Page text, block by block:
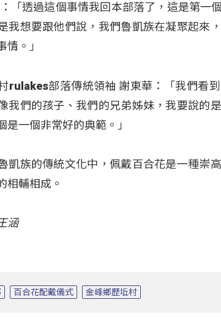
「透過這個事情我回本部落了，這是第一
我想要跟他們說，我們魯凱族在凝聚起來
情。」
rulakes部落傳統領袖 謝東華：「我們看
我們的孩子、我們的兄弟姊妹，我要說的
是一個非常好的典範。」
凱族的傳統文化中，佩戴百合花是一種崇
相輔相成。
涵
百合花配戴儀式 金峰鄉歷坵村